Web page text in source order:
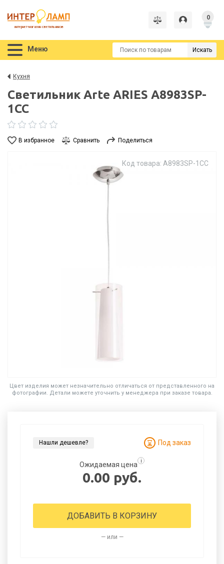
интернет-магазин светильников
0
Меню Искать
Кухня
Светильник Arte ARIES A8983SP-
1CC
В избранное Сравнить Поделиться
Код товара: A8983SP-1CC
Цвет изделия может незначительно отличаться от представленного на
фотографии. Детали можете уточнить у менеджера при заказе товара.
Нашли дешевле? Под заказ
Ожидаемая цена i
0.00 руб.
ДОБАВИТЬ В КОРЗИНУ
— или —